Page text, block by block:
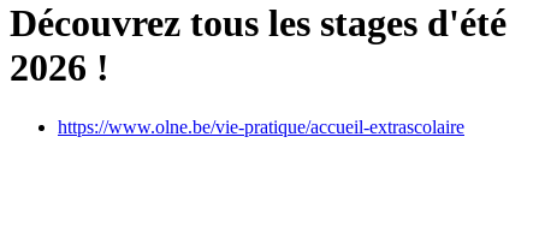
Découvrez tous les stages d'été
2026 !
https://www.olne.be/vie-pratique/accueil-extrascolaire